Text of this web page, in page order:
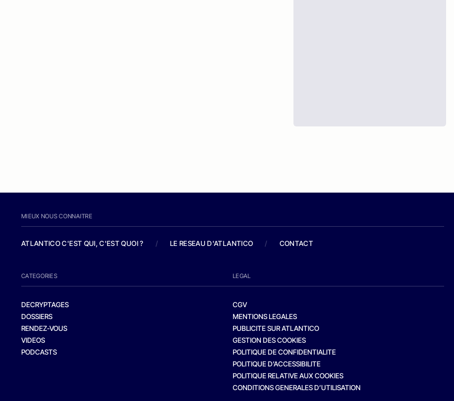
MIEUX NOUS CONNAITRE
ATLANTICO C'EST QUI, C'EST QUOI ? / LE RESEAU D'ATLANTICO / CONTACT
CATEGORIES
DECRYPTAGES
DOSSIERS
RENDEZ-VOUS
VIDEOS
PODCASTS
LEGAL
CGV
MENTIONS LEGALES
PUBLICITE SUR ATLANTICO
GESTION DES COOKIES
POLITIQUE DE CONFIDENTIALITE
POLITIQUE D’ACCESSIBILITE
POLITIQUE RELATIVE AUX COOKIES
CONDITIONS GENERALES D’UTILISATION